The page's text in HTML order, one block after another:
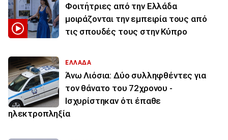
Φοιτήτριες από την Ελλάδα
μοιράζονται την εμπειρία τους από
τις σπουδές τους στην Κύπρο
ΕΛΛΑΔΑ
Άνω Λιόσια: Δύο συλληφθέντες για
τον θάνατο του 72χρονου -
Ισχυρίστηκαν ότι έπαθε
ηλεκτροπληξία